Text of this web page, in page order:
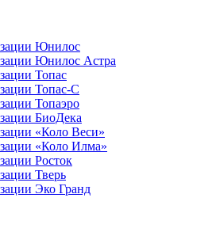
Юнилос
Юнилос Астра
Топас
Топас-С
Топаэро
БиоДека
«Коло Веси»
«Коло Илма»
Росток
Тверь
Эко Гранд